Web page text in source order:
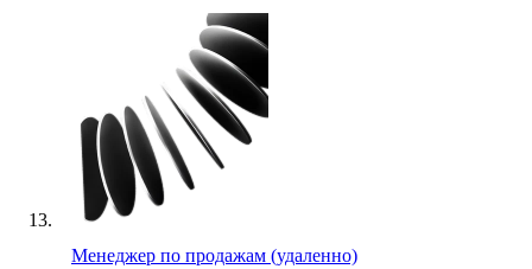
Менеджер по продажам (удаленно)